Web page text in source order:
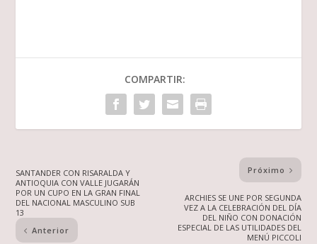
COMPARTIR:
SANTANDER CON RISARALDA Y
ANTIOQUIA CON VALLE JUGARÁN
POR UN CUPO EN LA GRAN FINAL
DEL NACIONAL MASCULINO SUB
13
Anterior
Próximo
ARCHIES SE UNE POR SEGUNDA
VEZ A LA CELEBRACIÓN DEL DÍA
DEL NIÑO CON DONACIÓN
ESPECIAL DE LAS UTILIDADES DEL
MENÚ PICCOLI